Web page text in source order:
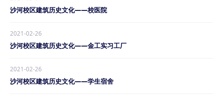
沙河校区建筑历史文化——校医院
2021-02-26
沙河校区建筑历史文化——金工实习工厂
2021-02-26
沙河校区建筑历史文化——学生宿舍